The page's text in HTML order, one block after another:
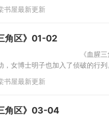
书屋最新更新
角区》01-02
血腥三角区》
，女博士明子也加入了侦破的
书屋最新更新
角区》03-04